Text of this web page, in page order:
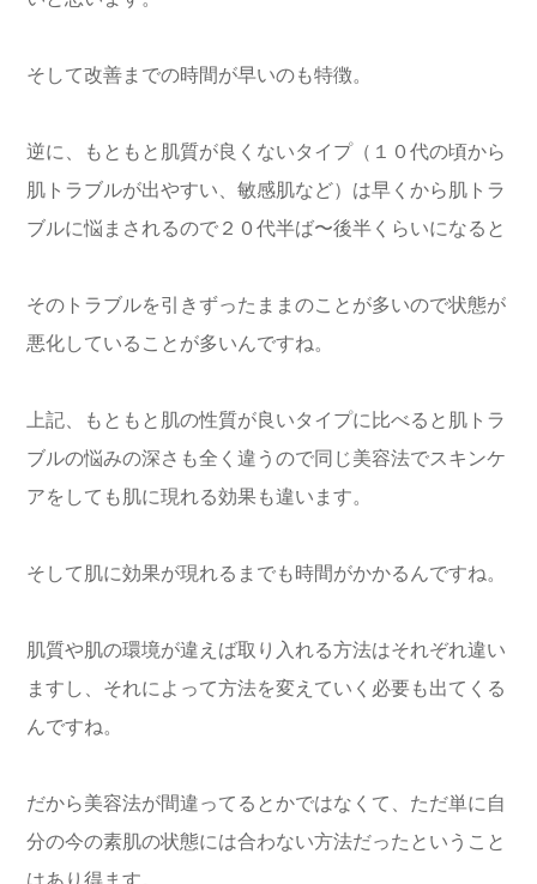
そして改善までの時間が早いのも特徴。
逆に、もともと肌質が良くないタイプ（１０代の頃から
肌トラブルが出やすい、敏感肌など）は早くから肌トラ
ブルに悩まされるので２０代半ば〜後半くらいになると
そのトラブルを引きずったままのことが多いので状態が
悪化していることが多いんですね。
上記、もともと肌の性質が良いタイプに比べると肌トラ
ブルの悩みの深さも全く違うので同じ美容法でスキンケ
アをしても肌に現れる効果も違います。
そして肌に効果が現れるまでも時間がかかるんですね。
肌質や肌の環境が違えば取り入れる方法はそれぞれ違い
ますし、それによって方法を変えていく必要も出てくる
んですね。
だから美容法が間違ってるとかではなくて、ただ単に自
分の今の素肌の状態には合わない方法だったということ